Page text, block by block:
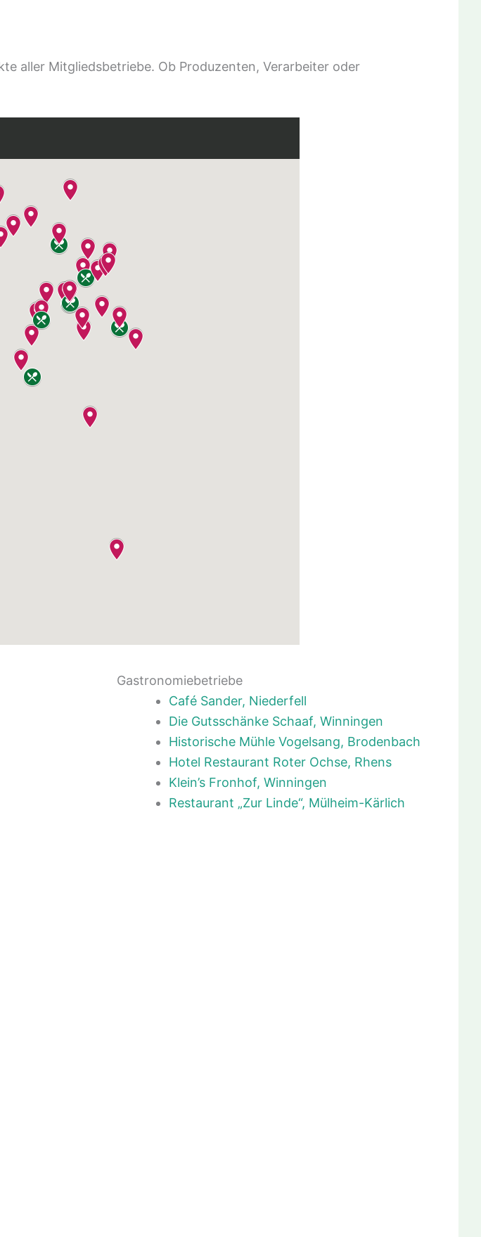
aller Mitgliedsbetriebe. Ob Produzenten, Verarbeiter oder
Gastronomiebetriebe
Café Sander, Niederfell
Die Gutsschänke Schaaf, Winningen
Historische Mühle Vogelsang, Brodenbach
Hotel Restaurant Roter Ochse, Rhens
Klein’s Fronhof, Winningen
Restaurant „Zur Linde“, Mülheim-Kärlich